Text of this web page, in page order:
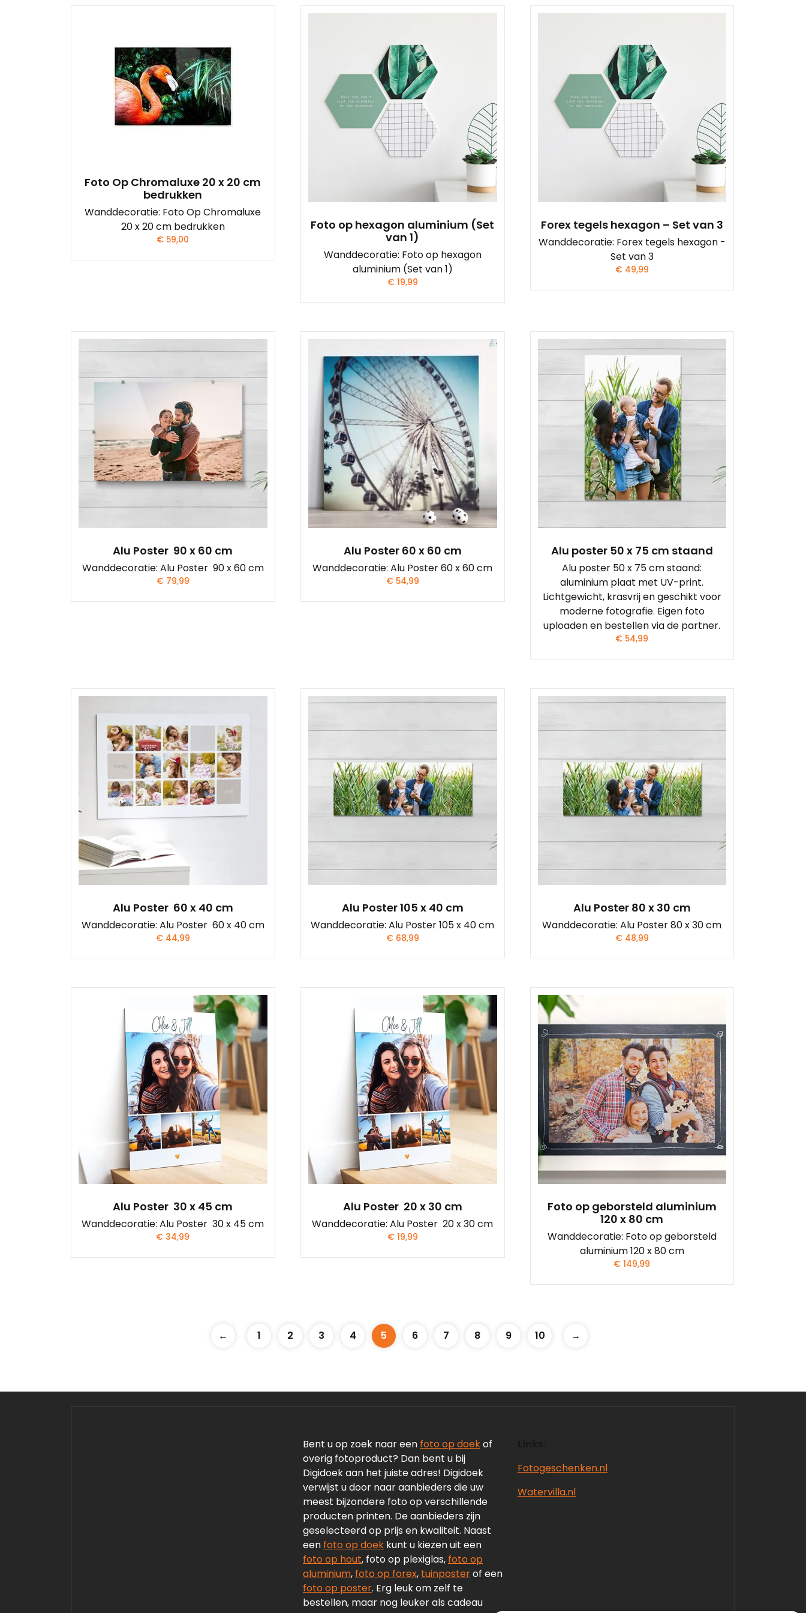
Foto Op Chromaluxe 20 x 20 cm
bedrukken
Wanddecoratie: Foto Op Chromaluxe
20 x 20 cm bedrukken
€ 59,00
Foto op hexagon aluminium (Set
van 1)
Wanddecoratie: Foto op hexagon
aluminium (Set van 1)
€19,99
Forex tegels hexagon – Set van 3
Wanddecoratie: Forex tegels hexagon -
Set van 3
€49,99
Alu Poster 90 x 60 cm
Wanddecoratie: Alu Poster 90 x 60 cm
€79,99
Alu Poster 60 x 60 cm
Wanddecoratie: Alu Poster 60 x 60 cm
€54,99
Alu poster 50 x 75 cm staand
Alu poster 50 x 75 cm staand:
aluminium plaat met UV-print.
Lichtgewicht, krasvrij en geschikt voor
moderne fotografie. Eigen foto
uploaden en bestellen via de partner.
€ 54,99
Alu Poster 60 x 40 cm
Wanddecoratie: Alu Poster 60 x 40 cm
€44,99
Alu Poster 105 x 40 cm
Wanddecoratie: Alu Poster 105 x 40 cm
€68,99
Alu Poster 80 x 30 cm
Wanddecoratie: Alu Poster 80 x 30 cm
€48,99
Alu Poster 30 x 45 cm
Wanddecoratie: Alu Poster 30 x 45 cm
€ 34,99
Alu Poster 20 x 30 cm
Wanddecoratie: Alu Poster 20 x 30 cm
€19,99
Foto op geborsteld aluminium
120 x 80 cm
Wanddecoratie: Foto op geborsteld
aluminium 120 x 80 cm
€ 149,99
← 1 2 3 4 5 6 7 8 9 10 →
Bent u op zoek naar een foto op doekof
overig fotoproduct? Dan bent u bij
Digidoek aan het juiste adres! Digidoek
verwijst u door naar aanbieders die uw
meest bijzondere foto op verschillende
producten printen. De aanbieders zijn
geselecteerd op prijs en kwaliteit. Naast
een foto op doek kunt u kiezen uit een
foto op hout, foto op plexiglas, foto op
aluminium, foto op forex, tuinposterof een
foto op poster. Erg leuk om zelf te
bestellen, maar nog leuker als cadeau
Fotogeschenken.nl
Watervilla.nl